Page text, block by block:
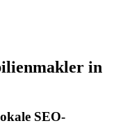
in
SEO-